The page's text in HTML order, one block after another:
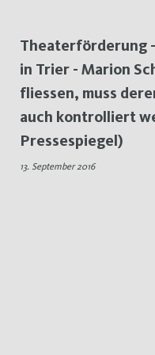
Theaterförderung
in Trier - Marion
fliessen, muss
auch kontrolliert
Pressespiegel)
13. September 2016